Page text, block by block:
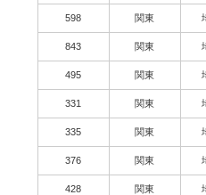
598 関東
843 関東
495 関東
331 関東
335 関東
376 関東
428 関東